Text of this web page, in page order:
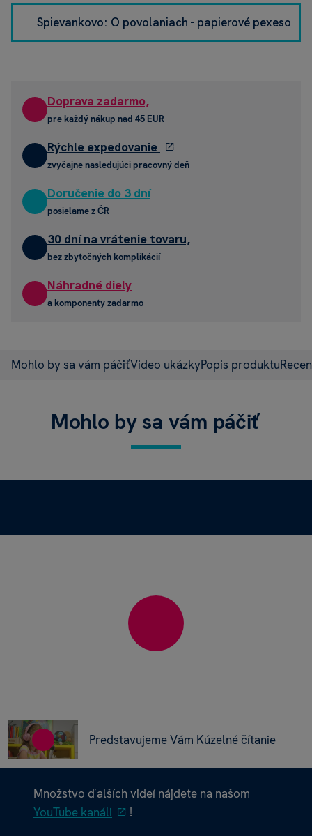
Spievankovo: O povolaniach - papierové pexeso
Doprava zadarmo,
pre každý nákup nad 45 EUR
Rýchle expedovanie
zvyčajne nasledujúci pracovný deň
Doručenie do 3 dní
posielame z ČR
30 dní na vrátenie tovaru,
bez zbytočných komplikácií
Náhradné diely
a komponenty zadarmo
Mohlo by sa vám páčiťVideo ukázkyPopis produktu
Mohlo by sa vám páčiť
Predstavujeme Vám Kúzelné čítanie
Množstvo ďalších videí nájdete na našom
YouTube kanáli
!